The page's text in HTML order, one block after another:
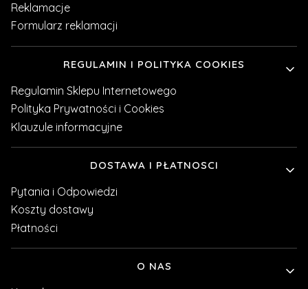
Reklamacje
Formularz reklamacji
REGULAMIN I POLITYKA COOKIES
Regulamin Sklepu Internetowego
Polityka Prywatności i Cookies
Klauzule informacyjne
DOSTAWA I PŁATNOSCI
Pytania i Odpowiedzi
Koszty dostawy
Płatności
O NAS